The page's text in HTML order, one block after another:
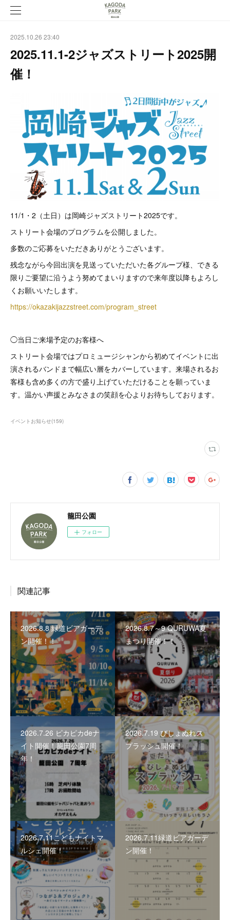
2025.10.26 23:40
2025.11.1-2ジャズストリート2025開
催！
11/1・2（土日）は岡崎ジャズストリート2025です。
ストリート会場のプログラムを公開しました。
多数のご応募をいただきありがとうございます。
残念ながら今回出演を見送っていただいた各グループ様、できる
限りご要望に沿うよう努めてまいりますので来年度以降もよろし
くお願いいたします。
https://okazakijazzstreet.com/program_street
◯当日ご来場予定のお客様へ
ストリート会場ではプロミュージシャンから初めてイベントに出
演されるバンドまで幅広い層をカバーしています。来場されるお
客様も含め多くの方で盛り上げていただけることを願っていま
す。温かい声援とみなさまの笑顔を心よりお待ちしております。
イベントお知らせ(159)
籠田公園
フォロー
関連記事
2026.8.8 緑道ビアガーデ
ン開催！！
2026.8.7～9 QURUWA夏
まつり開催！！
2026.7.26 ピカピカdeナ
イト開催！籠田公園7周
年！
2026.7.19 びしょぬれス
プラッシュ開催！
2026.7.11こどもナイトマ
ルシェ開催！
2026.7.11緑道ビアガーデ
ン開催！